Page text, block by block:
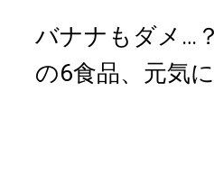
バナナもダメ…
の6食品、元気